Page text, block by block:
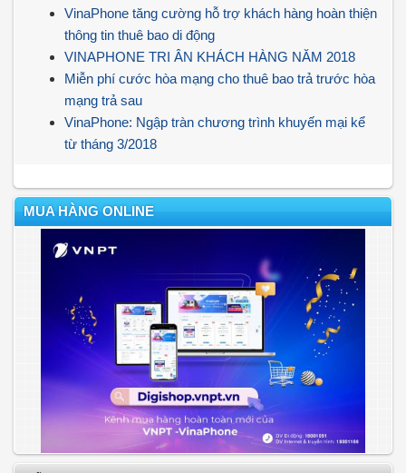
VinaPhone tăng cường hỗ trợ khách hàng hoàn thiện
thông tin thuê bao di động
VINAPHONE TRI ÂN KHÁCH HÀNG NĂM 2018
Miễn phí cước hòa mạng cho thuê bao trả trước hòa
mạng trả sau
VinaPhone: Ngập tràn chương trình khuyến mại kể
từ tháng 3/2018
MUA HÀNG ONLINE